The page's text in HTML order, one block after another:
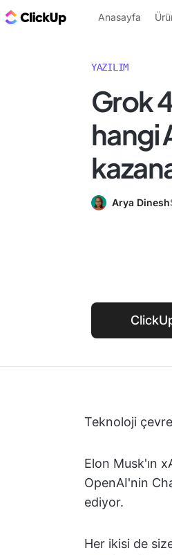
ClickUp Blog
Anasayfa
YAZILIM
Grok
hangi
Arya Dinesh
Teknoloji
Elon Musk'ın
OpenAI'nin
ediyor.
Her ikisi de